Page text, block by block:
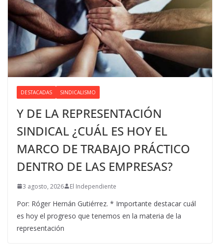
DESTACADAS SINDICALISMO
Y DE LA REPRESENTACIÓN
SINDICAL ¿CUÁL ES HOY EL
MARCO DE TRABAJO PRÁCTICO
DENTRO DE LAS EMPRESAS?
3 agosto, 2026 El Independiente
Por: Róger Hernán Gutiérrez. * Importante destacar cuál
es hoy el progreso que tenemos en la materia de la
representación